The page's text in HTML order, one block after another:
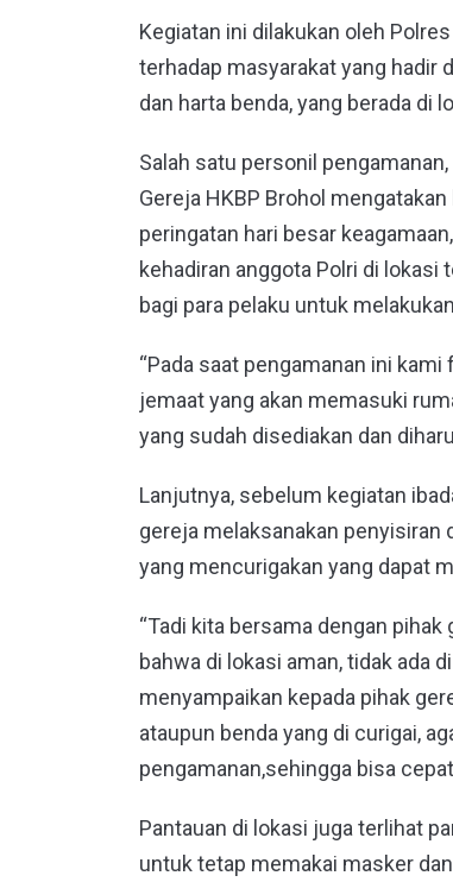
Kegiatan ini dilakukan oleh
terhadap masyarakat yang hadir
dan harta benda, yang berada di
Salah satu personil
Gereja HKBP Brohol
peringatan hari besar
kehadiran anggota Polri di lokasi
bagi para pelaku untuk
“Pada saat pengamanan ini
jemaat yang akan memasuki
yang sudah disediakan dan
Lanjutnya, sebelum kegiatan
gereja melaksanakan penyisiran
yang mencurigakan yang dapat
“Tadi kita bersama dengan
bahwa di lokasi aman, tidak ada
menyampaikan kepada pihak
ataupun benda yang di curigai,
pengamanan,sehingga bisa
Pantauan di lokasi juga terlihat
untuk tetap memakai masker